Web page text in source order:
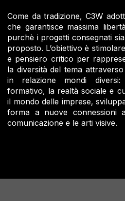
Come da tradizione, C3W
che garantisce massima
purchè i progetti consegnati
proposto. L’obiettivo è
e pensiero critico per
la diversità del tema
in relazione mondi
formativo, la realtà sociale e
il mondo delle imprese,
forma a nuove connessioni
comunicazione e le arti visive.